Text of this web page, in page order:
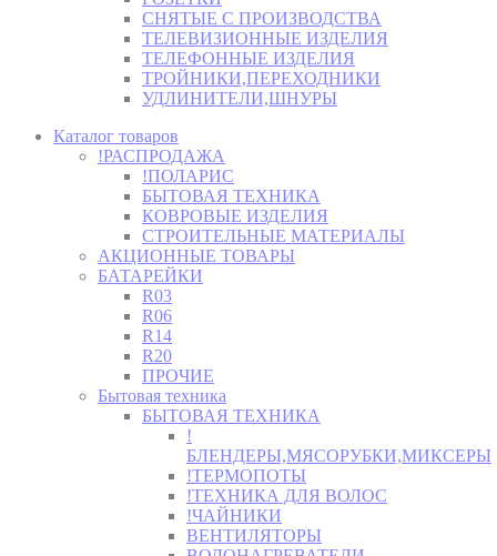
СНЯТЫЕ С ПРОИЗВОДСТВА
ТЕЛЕВИЗИОННЫЕ ИЗДЕЛИЯ
ТЕЛЕФОННЫЕ ИЗДЕЛИЯ
ТРОЙНИКИ,ПЕРЕХОДНИКИ
УДЛИНИТЕЛИ,ШНУРЫ
Каталог товаров
!РАСПРОДАЖА
!ПОЛАРИС
БЫТОВАЯ ТЕХНИКА
КОВРОВЫЕ ИЗДЕЛИЯ
СТРОИТЕЛЬНЫЕ МАТЕРИАЛЫ
АКЦИОННЫЕ ТОВАРЫ
БАТАРЕЙКИ
R03
R06
R14
R20
ПРОЧИЕ
Бытовая техника
БЫТОВАЯ ТЕХНИКА
!
БЛЕНДЕРЫ,МЯСОРУБКИ,МИКСЕРЫ
!ТЕРМОПОТЫ
!ТЕХНИКА ДЛЯ ВОЛОС
!ЧАЙНИКИ
ВЕНТИЛЯТОРЫ